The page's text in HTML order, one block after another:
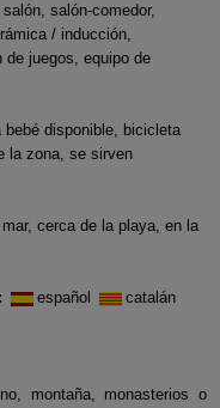
salón-comedor,
/ inducción,
juegos, equipo de
disponible, bicicleta
la zona, se sirven
cerca de la playa, en la
español catalán
montaña, monasterios o